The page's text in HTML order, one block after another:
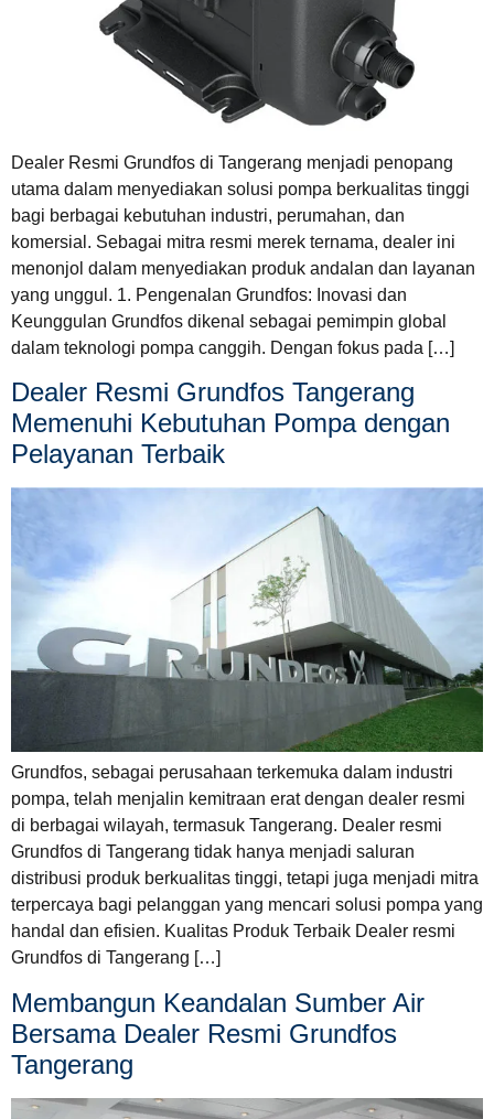
Dealer Resmi Grundfos di Tangerang menjadi penopang
utama dalam menyediakan solusi pompa berkualitas tinggi
bagi berbagai kebutuhan industri, perumahan, dan
komersial. Sebagai mitra resmi merek ternama, dealer ini
menonjol dalam menyediakan produk andalan dan layanan
yang unggul. 1. Pengenalan Grundfos: Inovasi dan
Keunggulan Grundfos dikenal sebagai pemimpin global
dalam teknologi pompa canggih. Dengan fokus pada […]
Dealer Resmi Grundfos Tangerang
Memenuhi Kebutuhan Pompa dengan
Pelayanan Terbaik
Grundfos, sebagai perusahaan terkemuka dalam industri
pompa, telah menjalin kemitraan erat dengan dealer resmi
di berbagai wilayah, termasuk Tangerang. Dealer resmi
Grundfos di Tangerang tidak hanya menjadi saluran
distribusi produk berkualitas tinggi, tetapi juga menjadi mitra
terpercaya bagi pelanggan yang mencari solusi pompa yang
handal dan efisien. Kualitas Produk Terbaik Dealer resmi
Grundfos di Tangerang […]
Membangun Keandalan Sumber Air
Bersama Dealer Resmi Grundfos
Tangerang